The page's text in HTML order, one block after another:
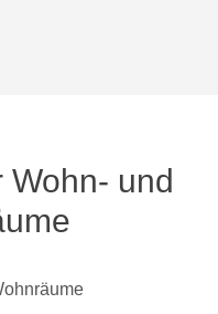
Wohn- und